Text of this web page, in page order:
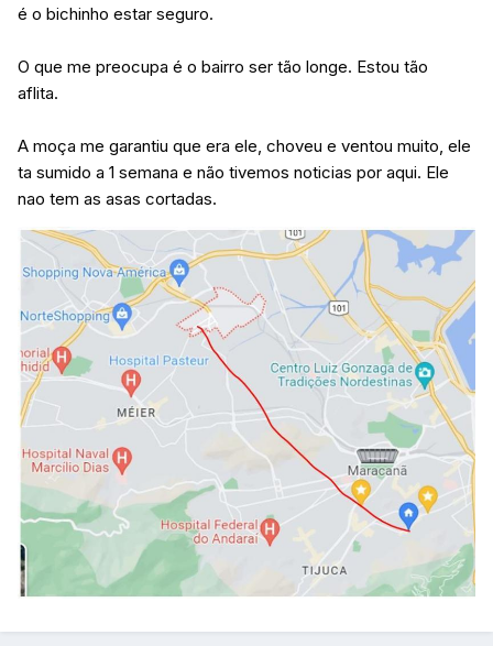
é o bichinho estar seguro.
O que me preocupa é o bairro ser tão longe. Estou tão
aflita.
A moça me garantiu que era ele, choveu e ventou muito, ele
ta sumido a 1 semana e não tivemos noticias por aqui. Ele
nao tem as asas cortadas.